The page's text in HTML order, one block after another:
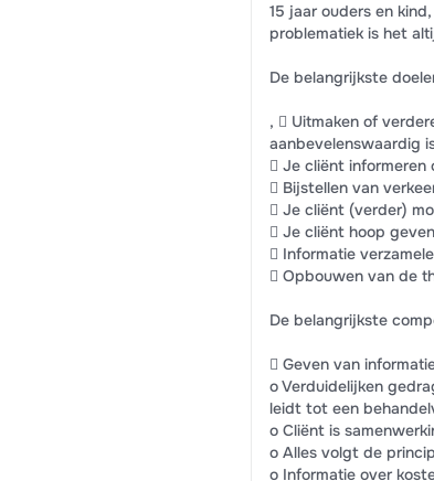
15 jaar ouders en
problematiek is het
De belangrijkste
,  Uitmaken of
aanbevelenswaardig
 Je cliënt informeren
 Bijstellen van
 Je cliënt (verder)
 Je cliënt hoop
 Informatie
 Opbouwen van de
De belangrijkste
 Geven van
o Verduidelijken
leidt tot een
o Cliënt is
o Alles volgt de
o Informatie over